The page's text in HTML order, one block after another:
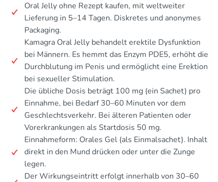
Oral Jelly ohne Rezept kaufen, mit weltweiter
Lieferung in 5–14 Tagen. Diskretes und anonymes
Packaging.
Kamagra Oral Jelly behandelt erektile Dysfunktion
bei Männern. Es hemmt das Enzym PDE5, erhöht die
Durchblutung im Penis und ermöglicht eine Erektion
bei sexueller Stimulation.
Die übliche Dosis beträgt 100 mg (ein Sachet) pro
Einnahme, bei Bedarf 30–60 Minuten vor dem
Geschlechtsverkehr. Bei älteren Patienten oder
Vorerkrankungen als Startdosis 50 mg.
Einnahmeform: Orales Gel (als Einmalsachet). Inhalt
direkt in den Mund drücken oder unter die Zunge
legen.
Der Wirkungseintritt erfolgt innerhalb von 30–60